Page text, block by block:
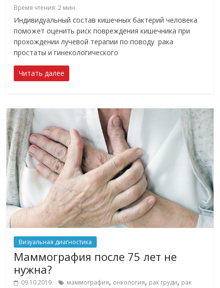
Время чтения:2 мин.
Индивидуальный состав кишечных бактерий человека
поможет оценить риск повреждения кишечника при
прохождении лучевой терапии по поводу рака
простаты и гинекологического
Читать далее
Визуальная диагностика
Маммография после 75 лет не
нужна?
09.10.2019 маммография, онкология, рак груди, рак